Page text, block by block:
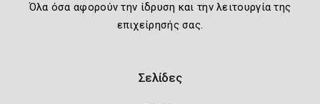
Όλα όσα αφορούν την ίδρυση και την λειτουργία της
επιχείρησής σας.
Σελίδες